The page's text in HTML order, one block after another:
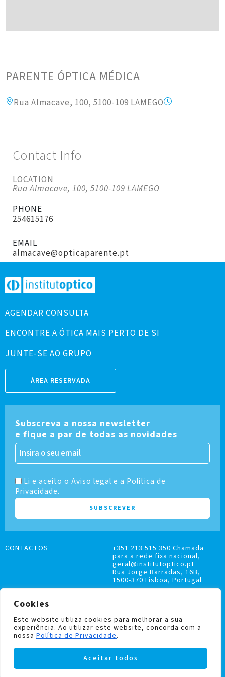
Cookies
Este website utiliza cookies para melhorar a sua
experiência. Ao utilizar este website, concorda com a
nossa Política de Privacidade.
Aceitar todos
PARENTE ÓPTICA MÉDICA
Rua Almacave, 100, 5100-109 LAMEGO
Contact Info
LOCATION
Rua Almacave, 100, 5100-109 LAMEGO
PHONE
254615176
EMAIL
almacave@opticaparente.pt
AGENDAR CONSULTA
ENCONTRE A ÓTICA MAIS PERTO DE SI
JUNTE-SE AO GRUPO
ÁREA RESERVADA
Subscreva a nossa newsletter
e fique a par de todas as novidades
Li e aceito o Aviso legal e a Política de
Privacidade.
LIVRO DE RECLAMAÇÕES
POLÍTICA DE PRIVACIDADE E COOKIES
CONTACTOS
+351 213 515 350 Chamada
para a rede fixa nacional,
geral@institutoptico.pt
Rua Jorge Barradas, 16B,
1500-370 Lisboa, Portugal